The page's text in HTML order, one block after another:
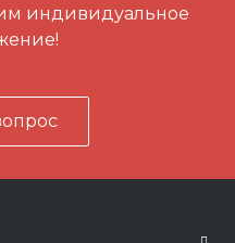
индивидуальное